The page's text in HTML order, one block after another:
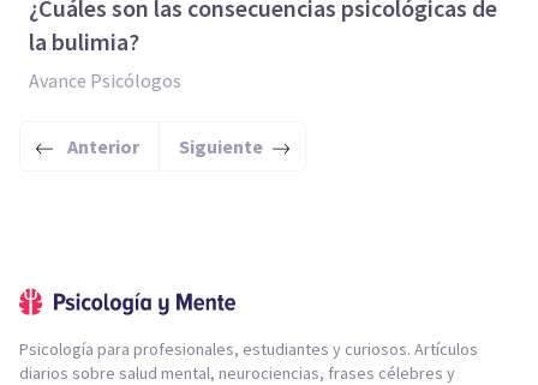
¿Cuáles son las consecuencias psicológicas de
la bulimia?
Avance Psicólogos
Anterior Siguiente
Psicología para profesionales, estudiantes y curiosos. Artículos
diarios sobre salud mental, neurociencias, frases célebres y